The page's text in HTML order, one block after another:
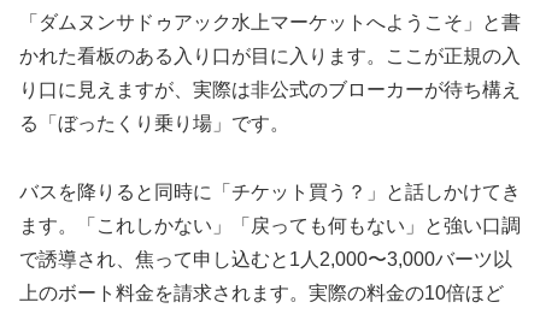
「ダムヌンサドゥアック水上マーケットへようこそ」と書
かれた看板のある入り口が目に入ります。ここが正規の入
り口に見えますが、実際は非公式のブローカーが待ち構え
る「ぼったくり乗り場」です。
バスを降りると同時に「チケット買う？」と話しかけてき
ます。「これしかない」「戻っても何もない」と強い口調
で誘導され、焦って申し込むと1人2,000〜3,000バーツ以
上のボート料金を請求されます。実際の料金の10倍ほど